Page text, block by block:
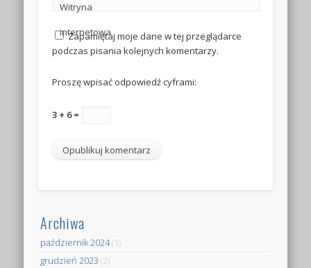
Witryna
internetowa
Zapamiętaj moje dane w tej przeglądarce
podczas pisania kolejnych komentarzy.
Proszę wpisać odpowiedź cyframi:
3 + 6 =
Archiwa
październik 2024(1)
grudzień 2023 (2)